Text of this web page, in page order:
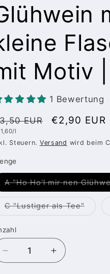
Motiv |
1 Bewertung
EUR €2,90 EUR
l
Steuern. Versand wird beim
A "Ho Ho'l mir nen
C "Lustiger als Tee"
Verringere
die
Erhöhe
die